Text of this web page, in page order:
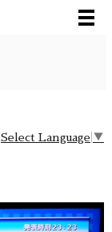
メ
Select Language ▼